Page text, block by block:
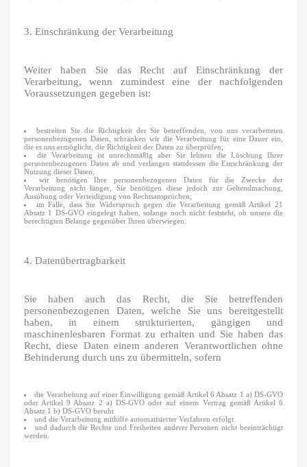
3. Einschränkung der Verarbeitung
Weiter haben Sie das Recht auf Einschränkung der
Verarbeitung, wenn zumindest eine der nachfolgenden
Voraussetzungen gegeben ist:
bestreiten Sie die Richtigkeit der Sie betreffenden, von uns verarbeiteten
personenbezogenen Daten, schränken wir die Verarbeitung für eine Dauer ein,
die es uns ermöglicht, die Richtigkeit der Daten zu überprüfen;
die Verarbeitung ist unrechtmäßig aber Sie lehnen die Löschung Ihrer
personenbezogenen Daten ab und verlangen stattdessen die Einschränkung der
Nutzung dieser Daten;
wir benötigen Ihre personenbezogenen Daten für die Zwecke der
Verarbeitung nicht länger, Sie benötigen diese jedoch zur Geltendmachung,
Ausübung oder Verteidigung von Rechtsansprüchen;
im Falle, dass Sie Widerspruch gegen die Verarbeitung gemäß Artikel 21
Absatz 1 DS-GVO eingelegt haben, solange noch nicht feststeht, ob unsere die
berechtigten Belange gegenüber Ihren überwiegen.
4. Datenübertragbarkeit
Sie haben auch das Recht, die Sie betreffenden
personenbezogenen Daten, welche Sie uns bereitgestellt
haben, in einem strukturierten, gängigen und
maschinenlesbaren Format zu erhalten und Sie haben das
Recht, diese Daten einem anderen Verantwortlichen ohne
Behinderung durch uns zu übermitteln, sofern
die Verarbeitung auf einer Einwilligung gemäß Artikel 6 Absatz 1 a) DS-GVO
oder Artikel 9 Absatz 2 a) DS-GVO oder auf einem Vertrag gemäß Artikel 6
Absatz 1 b) DS-GVO beruht
und die Verarbeitung mithilfe automatisierter Verfahren erfolgt
und dadurch die Rechte und Freiheiten anderer Personen nicht beeinträchtigt
werden.